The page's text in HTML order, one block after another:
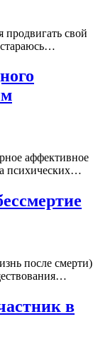
продвигать свой
аффективное
психических…
после смерти)
в